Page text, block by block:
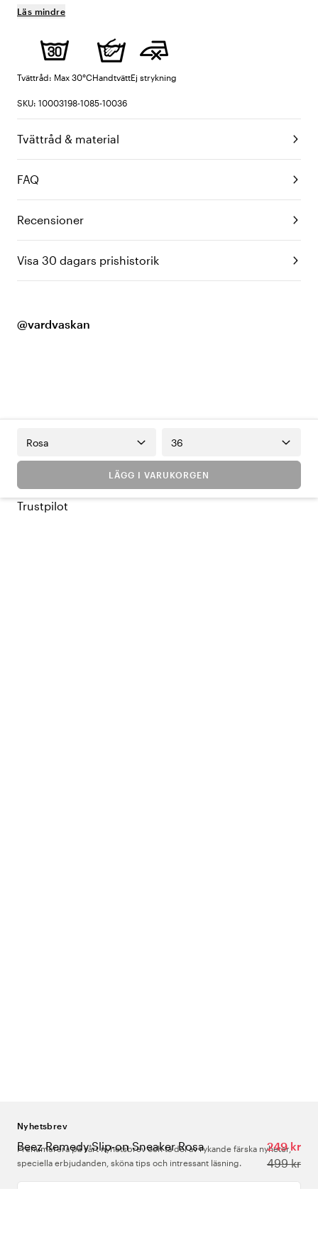
Läs mindre
Tvättråd: Max 30°CHandtvättEj strykning
SKU: 10003198-1085-10036
Tvättråd & material
FAQ
Recensioner
Visa 30 dagars prishistorik
@vardvaskan
Beez Remedy Slip-on Sneaker Rosa
249 kr
499 kr
Rosa 36
LÄGG I VARUKORGEN
Trustpilot
Nyhetsbrev
Prenumerera på vårt nyhetsbrev och ta del av rykande färska nyheter,
speciella erbjudanden, sköna tips och intressant läsning.
Ange din e-postadress